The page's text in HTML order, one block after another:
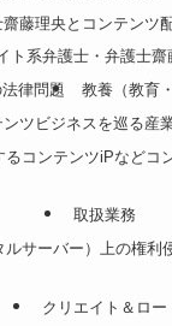
藤理央とコンテンツ
ト系弁護士・弁護士
律問題
教養（教育
ンツビジネスを巡る産
コンテンツiPなどコ
取扱業務
サーバー）上の権利
クリエイト＆ロー